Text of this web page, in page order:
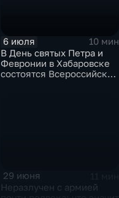
6 июля
10 мин
В День святых Петра и
Февронии в Хабаровске
состоятся Всероссийский
29 июня
Неразлучен с армией